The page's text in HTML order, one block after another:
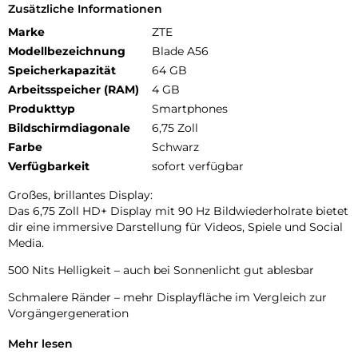
Zusätzliche Informationen
Marke
ZTE
Modellbezeichnung
Blade A56
Speicherkapazität
64 GB
Arbeitsspeicher (RAM)
4 GB
Produkttyp
Smartphones
Bildschirmdiagonale
6,75 Zoll
Farbe
Schwarz
Verfügbarkeit
sofort verfügbar
Großes, brillantes Display:
Das 6,75 Zoll HD+ Display mit 90 Hz Bildwiederholrate bietet
dir eine immersive Darstellung für Videos, Spiele und Social
Media.
500 Nits Helligkeit – auch bei Sonnenlicht gut ablesbar
Schmalere Ränder – mehr Displayfläche im Vergleich zur
Vorgängergeneration
Flüssige und klare Darstellung für Entertainment und Alltag
Mehr lesen